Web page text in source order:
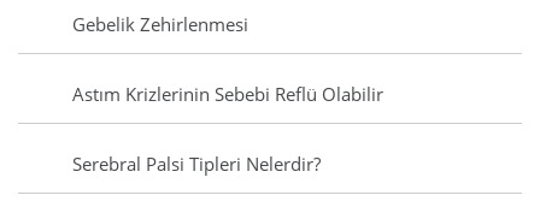
Gebelik Zehirlenmesi
Astım Krizlerinin Sebebi Reflü Olabilir
Serebral Palsi Tipleri Nelerdir?